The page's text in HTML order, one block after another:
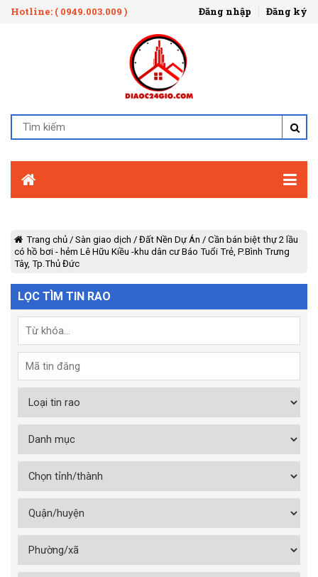
Hotline: ( 0949.003.009 ) Đăng nhập Đăng ký
Trang chủ / Sàn giao dịch / Đất Nền Dự Án / Cần bán biệt thự 2 lầu
có hồ bơi - hẻm Lê Hữu Kiều -khu dân cư Báo Tuổi Trẻ, P.Bình Trưng
Tây, Tp.Thủ Đức
LỌC TÌM TIN RAO